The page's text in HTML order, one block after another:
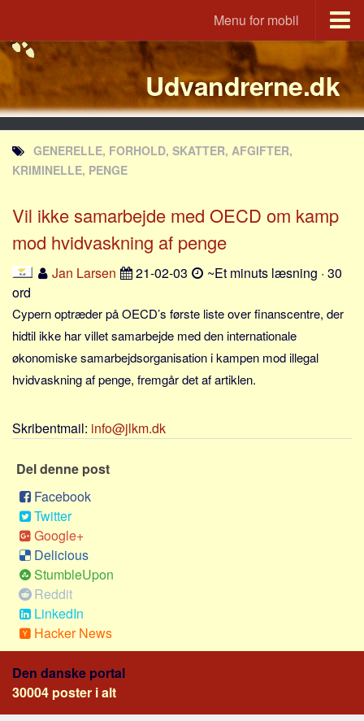
Menu for mobil
Portal
Udvandrerne.dk
Utvandrerne.no
Utvandrarna.se
Tyskland.dk
Rusland.dk
JLKM.dk
Lande
Tyrkiet
Spanien
Frankrig
Thailand
Grækenland
USA
Alle
Nøgleord
Bolig
Job
Virksomhed
Investering
Pension og opsparing
Udvandrerne.dk
GENERELLE, FORHOLD, SKATTER, AFGIFTER,
KRIMINELLE, PENGE
Vil ikke samarbejde med OECD om kamp
mod hvidvaskning af penge
Jan Larsen 21-02-03
~Et minuts læsning · 30
ord
Cypern optræder på OECD’s første liste over finanscentre, der
hidtil ikke har villet samarbejde med den internationale
økonomiske samarbejdsorganisation i kampen mod illegal
hvidvaskning af penge, fremgår det af artiklen.
Skribentmail: info@jlkm.dk
Del denne post
Facebook
Twitter
Google+
Delicious
StumbleUpon
Reddit
LinkedIn
Hacker News
Den danske portal
30004 poster i alt